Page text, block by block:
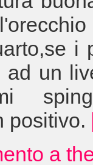
i
ad un
positivo.
a